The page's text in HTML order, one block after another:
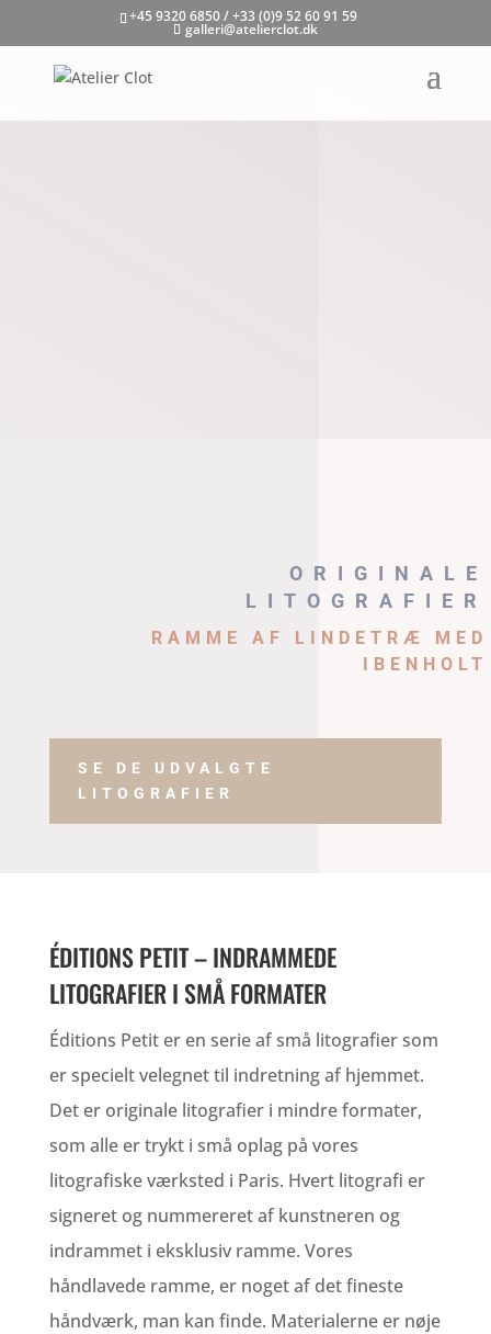
+45 9320 6850 / +33 (0)9 52 60 91 59
galleri@atelierclot.dk
ORIGINALE
LITOGRAFIER
RAMME AF LINDETRÆ MED
IBENHOLT
SE DE UDVALGTE
LITOGRAFIER
ÉDITIONS PETIT – INDRAMMEDE
LITOGRAFIER I SMÅ FORMATER
Éditions Petit er en serie af små litografier som
er specielt velegnet til indretning af hjemmet.
Det er originale litografier i mindre formater,
som alle er trykt i små oplag på vores
litografiske værksted i Paris. Hvert litografi er
signeret og nummereret af kunstneren og
indrammet i eksklusiv ramme. Vores
håndlavede ramme, er noget af det fineste
håndværk, man kan finde. Materialerne er nøje